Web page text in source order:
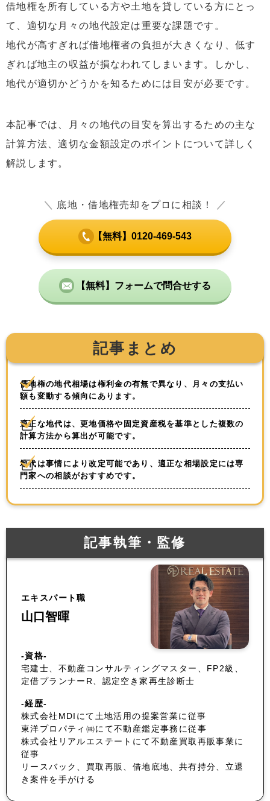
借地権を所有している方や土地を貸している方にとっ
て、適切な月々の地代設定は重要な課題です。
地代が高すぎれば借地権者の負担が大きくなり、低す
ぎれば地主の収益が損なわれてしまいます。しかし、
地代が適切かどうかを知るためには目安が必要です。
本記事では、月々の地代の目安を算出するための主な
計算方法、適切な金額設定のポイントについて詳しく
解説します。
＼ 底地・借地権売却をプロに相談！ ／
【無料】0120-469-543
【無料】フォームで問合せする
記事まとめ
借地権の地代相場は権利金の有無で異なり、月々の支払い
額も変動する傾向にあります。
適正な地代は、更地価格や固定資産税を基準とした複数の
計算方法から算出が可能です。
地代は事情により改定可能であり、適正な相場設定には専
門家への相談がおすすめです。
記事執筆・監修
エキスパート職
山口智暉
-資格-
宅建士、不動産コンサルティングマスター、FP2級、
定借プランナーR、認定空き家再生診断士
-経歴-
株式会社MDIにて土地活用の提案営業に従事
東洋プロパティ㈱にて不動産鑑定事務に従事
株式会社リアルエステートにて不動産買取再販事業に
従事
リースバック、買取再販、借地底地、共有持分、立退
き案件を手がける